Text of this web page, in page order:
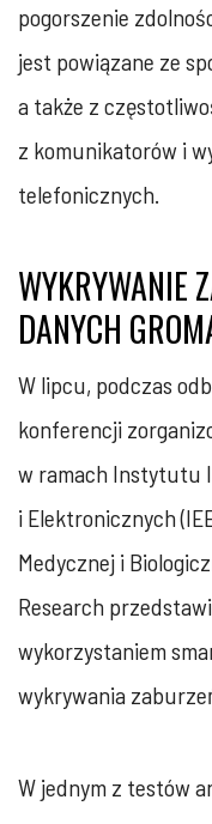
pogorszenie
jest powiązane ze
a także z
z komunikatorów i
telefonicznych.
WYKRYWANIE
DANYCH
W lipcu, podczas
konferencji
w ramach Instytutu
i Elektronicznych
Medycznej i
Research
wykorzystaniem
wykrywania
W jednym z testów